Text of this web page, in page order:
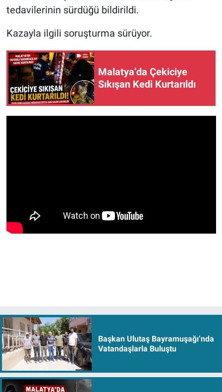
tedavilerinin sürdüğü bildirildi.
Kazayla ilgili soruşturma sürüyor.
Malatya’da Çekiciye
Sıkışan Kedi Kurtarıldı
Başkan Ulutaş Bayramuşağı’nda
Vatandaşlarla Buluştu